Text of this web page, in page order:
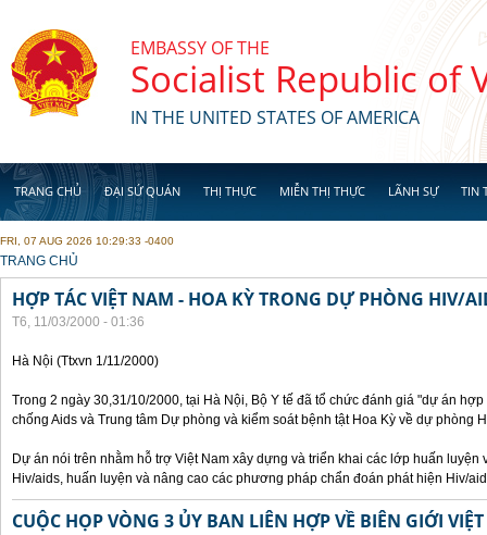
EMBASSY OF THE
Socialist Republic of
IN THE UNITED STATES OF AMERICA
TRANG CHỦ ĐẠI SỨ QUÁN THỊ THỰC MIỄN THỊ THỰC LÃNH SỰ TIN
FRI, 07 AUG 2026 10:29:33 -0400
YOU ARE HERE
TRANG CHỦ
HỢP TÁC VIỆT NAM - HOA KỲ TRONG DỰ PHÒNG HIV/
T6, 11/03/2000 - 01:36
Hà Nội (Ttxvn 1/11/2000)
Trong 2 ngày 30,31/10/2000, tại Hà Nội, Bộ Y tế đã tổ chức đánh giá "dự án
chống Aids và Trung tâm Dự phòng và kiểm soát bệnh tật Hoa Kỳ về dự phòng
Dự án nói trên nhằm hỗ trợ Việt Nam xây dựng và triển khai các lớp huấn luyện
Hiv/aids, huấn luyện và nâng cao các phương pháp chẩn đoán phát hiện Hiv/
CUỘC HỌP VÒNG 3 ỦY BAN LIÊN HỢP VỀ BIÊN GIỚI